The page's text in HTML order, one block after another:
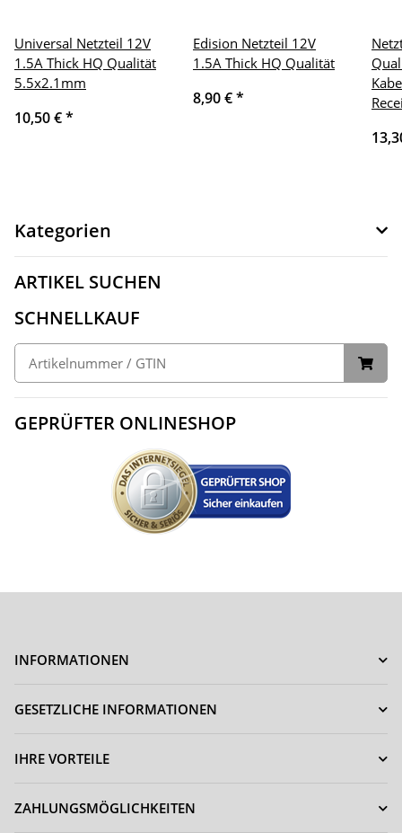
Universal Netzteil 12V
1.5A Thick HQ Qualität
5.5x2.1mm
10,50 €*
Edision Netzteil 12V
1.5A Thick HQ Qualität
8,90 €*
Kategorien
ARTIKEL SUCHEN
SCHNELLKAUF
GEPRÜFTER ONLINESHOP
INFORMATIONEN
GESETZLICHE INFORMATIONEN
IHRE VORTEILE
ZAHLUNGSMÖGLICHKEITEN